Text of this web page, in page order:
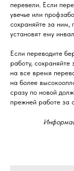
перевели. Если
увечье или
сохраняйте за ним,
установят ему
Если переводите
работу,
на все время
на более
сразу по новой
прежней работе за